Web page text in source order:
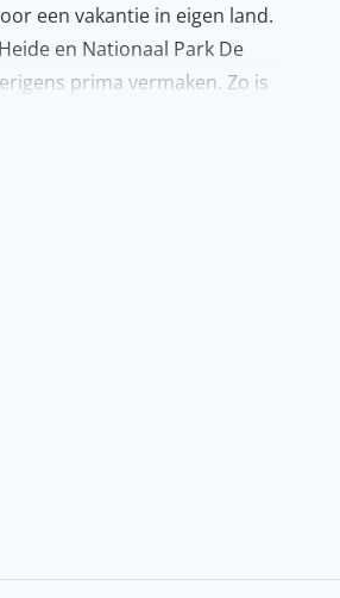
een vakantie in eigen land.
en Nationaal Park De
prima vermaken. Zo is
speelplaats voor de